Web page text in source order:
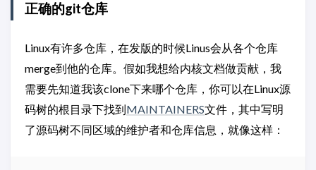
正确的git仓库
Linux有许多仓库，在发版的时候Linus会从各个仓库
merge到他的仓库。假如我想给内核文档做贡献，我
需要先知道我该clone下来哪个仓库，你可以在Linux源
码树的根目录下找到MAINTAINERS文件，其中写明
了源码树不同区域的维护者和仓库信息，就像这样：